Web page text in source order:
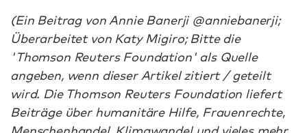
(Ein Beitrag von Annie Banerji @anniebanerji;
Überarbeitet von Katy Migiro; Bitte die
'Thomson Reuters Foundation' als Quelle
angeben, wenn dieser Artikel zitiert / geteilt
wird. Die Thomson Reuters Foundation liefert
Beiträge über humanitäre Hilfe, Frauenrechte,